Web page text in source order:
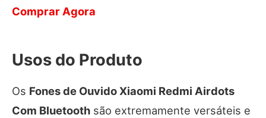
Comprar Agora
Usos do Produto
Os Fones de Ouvido Xiaomi Redmi Airdots
Com Bluetooth são extremamente versáteis e